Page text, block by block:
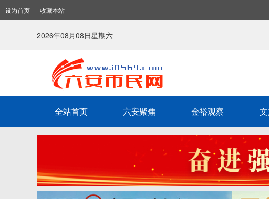
设为首页 收藏本站
2026年08月08日星期六
全站首页 六安聚焦 金裕观察